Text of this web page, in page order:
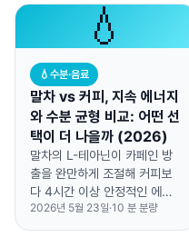
💧
💧 수분·음료
말차 vs 커피, 지속 에너지
와 수분 균형 비교: 어떤 선
택이 더 나을까 (2026)
말차의 L-테아닌이 카페인 방
출을 완만하게 조절해 커피보
다 4시간 이상 안정적인 에너
지를 유지하며, 수분 균형도 비
슷하게 지켜줍니다.
2026년 5월 23일·10 분 분량